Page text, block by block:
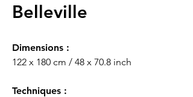
Belleville
Dimensions :
122 x 180 cm / 48 x 70.8 inch
Techniques :